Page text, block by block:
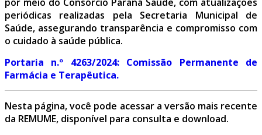
por meio do Consórcio Paraná Saúde, com atualizações
periódicas realizadas pela Secretaria Municipal de
Saúde, assegurando transparência e compromisso com
o cuidado à saúde pública.
Portaria n.º 4263/2024: Comissão Permanente de
Farmácia e Terapêutica.
Nesta página, você pode acessar a versão mais recente
da REMUME, disponível para consulta e download.